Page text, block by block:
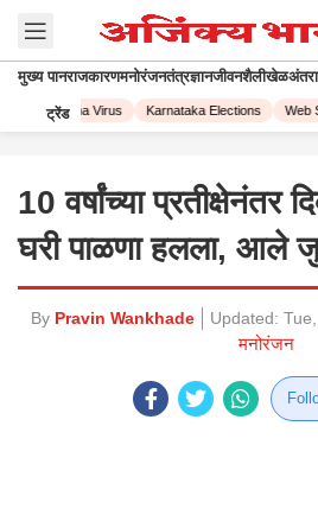
मुख्य पानराजकारणमनोरंजनतंत्रज्ञानजीवनशैलीखेळ
ट्रेंड
Corona Virus Karnataka Elections Web
10 वर्षांच्या प्रतीक्षेनंतर
घरी पाळणा हलला, आले
By Pravin Wankhade Updated:
मनोरंजन